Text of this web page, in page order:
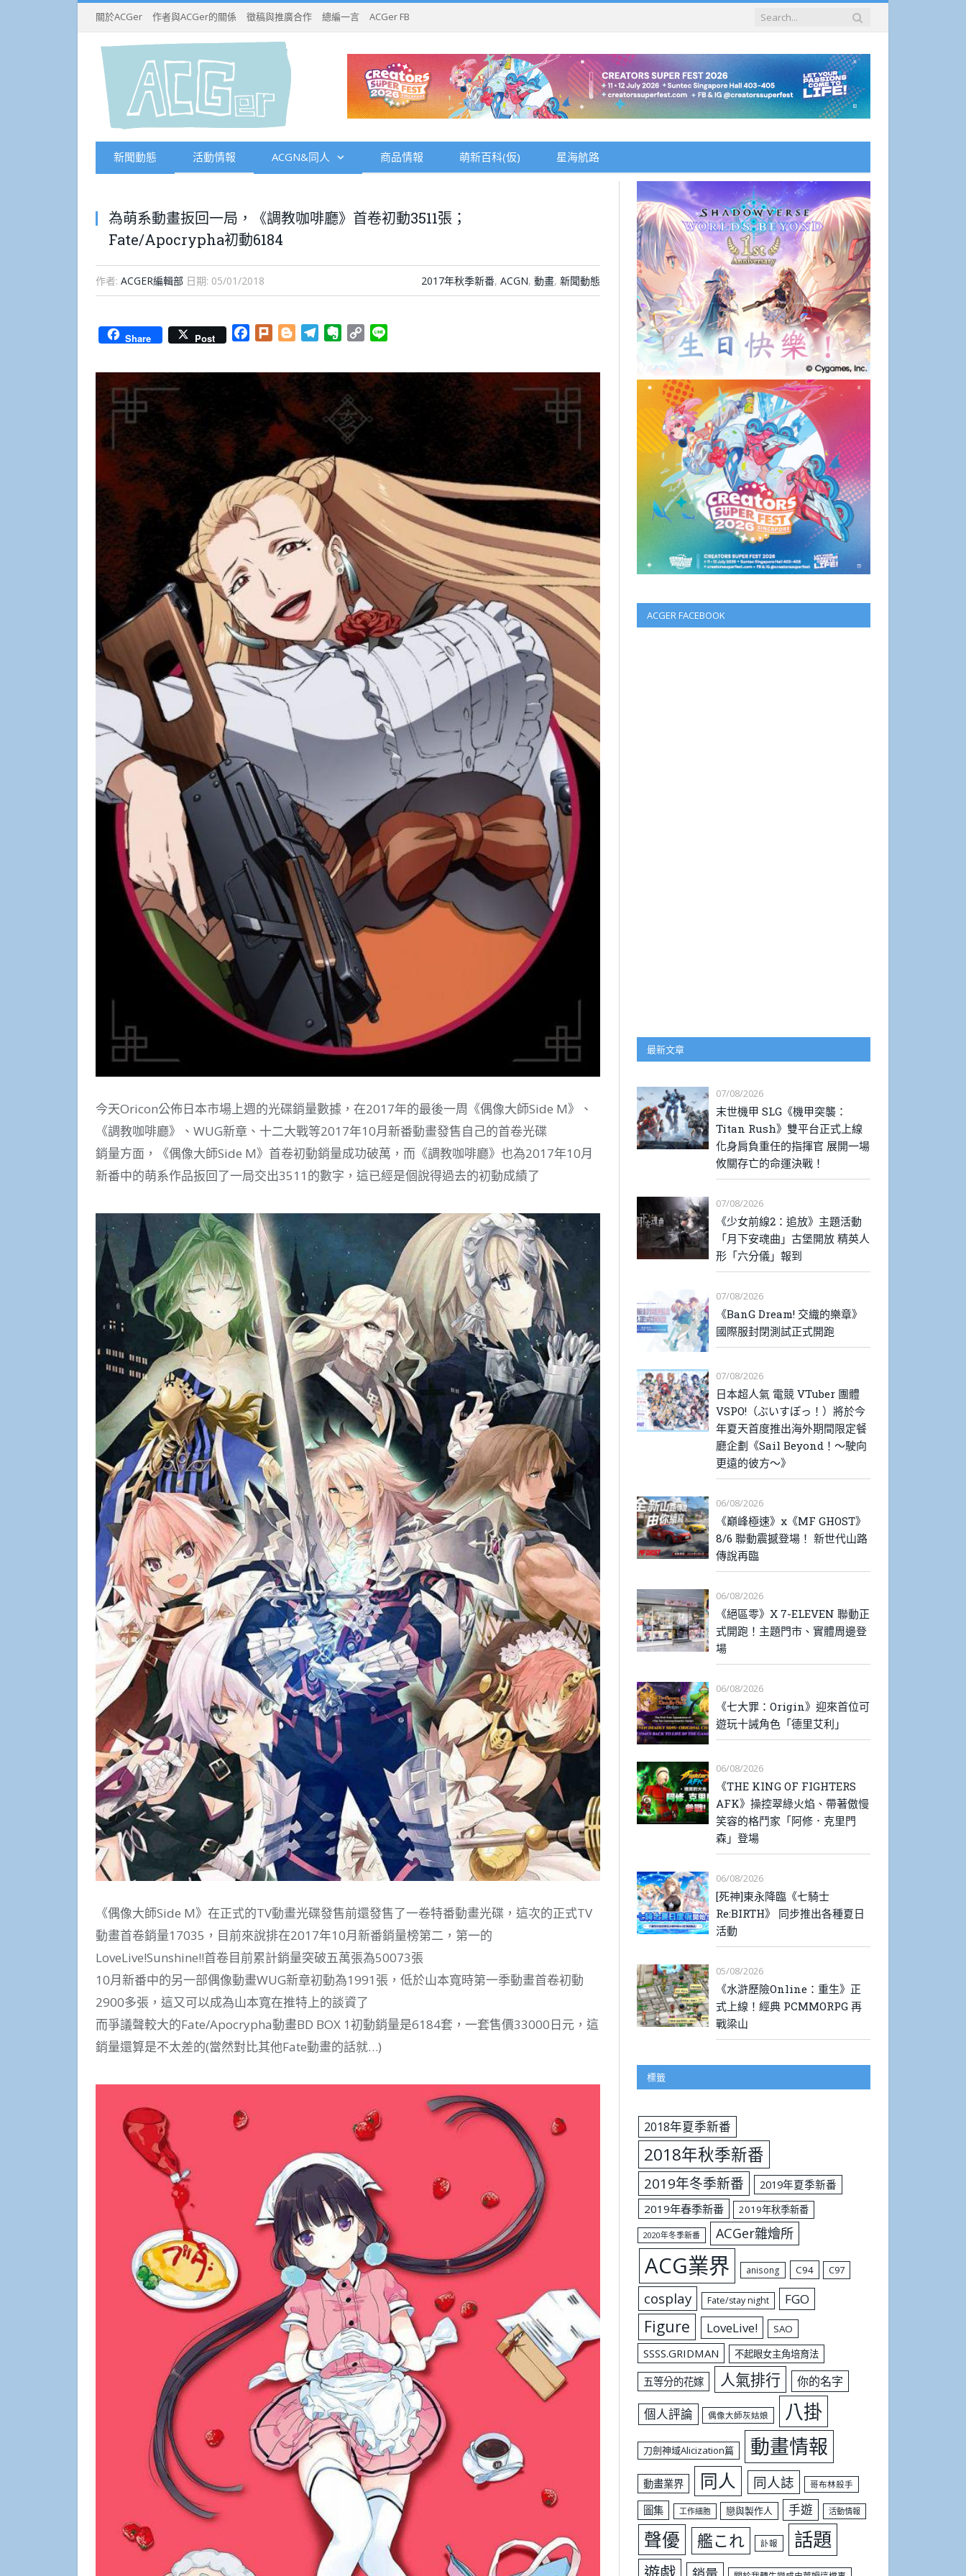
關於ACGer 作者與ACGer的關係 徵稿與推廣合作 總編一言 ACGer FB
新聞動態 活動情報 ACGN&同人 商品情報 萌新百科(仮) 星海航路
為萌系動畫扳回一局，《調教咖啡廳》首卷初動3511張；
Fate/Apocrypha初動6184
作者: ACGER編輯部 日期: 05/01/2018 2017年秋季新番, ACGN, 動畫, 新聞動態
Share Post Facebook
Plurk BloggerTelegramEvernote
Copy
今天Oricon公佈日本市場上週的光碟銷量數據，在2017年的最後一周《偶像大師Side M》、
《調教咖啡廳》、WUG新章、十二大戰等2017年10月新番動畫發售自己的首卷光碟
銷量方面，《偶像大師Side M》首卷初動銷量成功破萬，而《調教咖啡廳》也為2017年10月
新番中的萌系作品扳回了一局交出3511的數字，這已經是個說得過去的初動成績了
《偶像大師Side M》在正式的TV動畫光碟發售前還發售了一卷特番動畫光碟，這次的正式TV
動畫首卷銷量17035，目前來說排在2017年10月新番銷量榜第二，第一的
LoveLive!Sunshine!!首卷目前累計銷量突破五萬張為50073張
10月新番中的另一部偶像動畫WUG新章初動為1991張，低於山本寬時第一季動畫首卷初動
2900多張，這又可以成為山本寬在推特上的談資了
而爭議聲較大的Fate/Apocrypha動畫BD BOX 1初動銷量是6184套，一套售價33000日元，這
銷量還算是不太差的(當然對比其他Fate動畫的話就…)
ACGER FACEBOOK
最新文章
07/08/2026
末世機甲 SLG《機甲突襲：
Titan Rush》雙平台正式上線
化身肩負重任的指揮官 展開一場
攸關存亡的命運決戰！
07/08/2026
《少女前線2：追放》主題活動
「月下安魂曲」古堡開放 精英人
形「六分儀」報到
07/08/2026
《BanG Dream! 交織的樂章》
國際服封閉測試正式開跑
07/08/2026
日本超人氣 電競 VTuber 團體
VSPO!（ぶいすぽっ！）將於今
年夏天首度推出海外期間限定餐
廳企劃《Sail Beyond！～駛向
更遠的彼方～》
06/08/2026
《巔峰極速》x《MF GHOST》
8/6 聯動震撼登場！ 新世代山路
傳說再臨
06/08/2026
《絕區零》X 7-ELEVEN 聯動正
式開跑！主題門市、實體周邊登
場
06/08/2026
《七大罪：Origin》迎來首位可
遊玩十誡角色「德里艾利」
06/08/2026
《THE KING OF FIGHTERS
AFK》操控翠綠火焰、帶著傲慢
笑容的格鬥家「阿修．克里門
森」登場
06/08/2026
[死神]東永降臨《七騎士
Re:BIRTH》 同步推出各種夏日
活動
05/08/2026
《水滸歷險Online：重生》正
式上線！經典 PCMMORPG 再
戰梁山
標籤
2018年夏季新番
2018年秋季新番
2019年冬季新番
2019年夏季新番
2019年春季新番
2019年秋季新番
2020年冬季新番 ACGer雜燴所
ACG業界 anisong C94 C97
cosplay Fate/stay night FGO
Figure LoveLive! SAO
SSSS.GRIDMAN 不起眼女主角培育法
五等分的花嫁 人氣排行 你的名字
個人評論 偶像大師灰姑娘 八掛
刀劍神域Alicization篇 動畫情報
動畫業界 同人 同人誌 哥布林殺手
圖集 工作細胞 戀與製作人 手遊 活動情報
聲優 艦これ 訃報 話題